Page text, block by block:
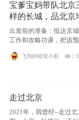
宝爹宝妈带队北京
样的长城，品北京
古七星夜景！
出发前的准备：抵达京
工作和攻略功课，把该
飞翔的蜡笔小新 
走过北京
2021年，我曾经--走过